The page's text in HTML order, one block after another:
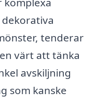
tenderar
värt att tänka
avskiljning
som kanske